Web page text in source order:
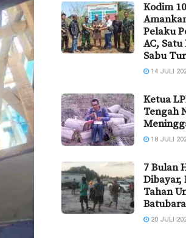
Kodim
Pelaku
AC,
Sabu
14 JULI
Ketua
Tengah
18 JULI
7 Bulan
Dibayar,
Tahan
20 JULI